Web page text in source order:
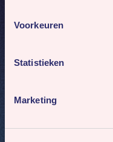
Voorkeuren
Statistieken
Marketing
Hästens Shop
Slapen, deze winkel